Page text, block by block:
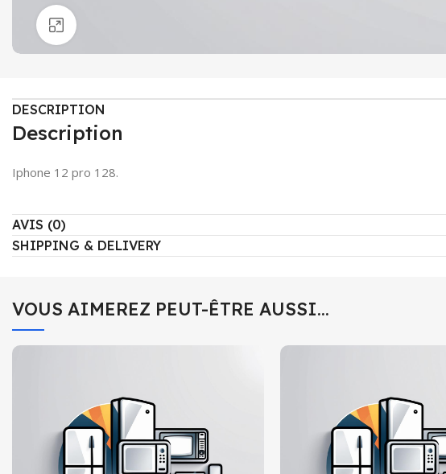
DESCRIPTION
Description
Iphone 12 pro 128.
AVIS (0)
SHIPPING & DELIVERY
VOUS AIMEREZ PEUT-ÊTRE AUSSI…